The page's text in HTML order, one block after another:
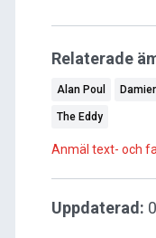
Relaterade
Alan Poul
The Eddy
Anmäl text- och
Uppdaterad: